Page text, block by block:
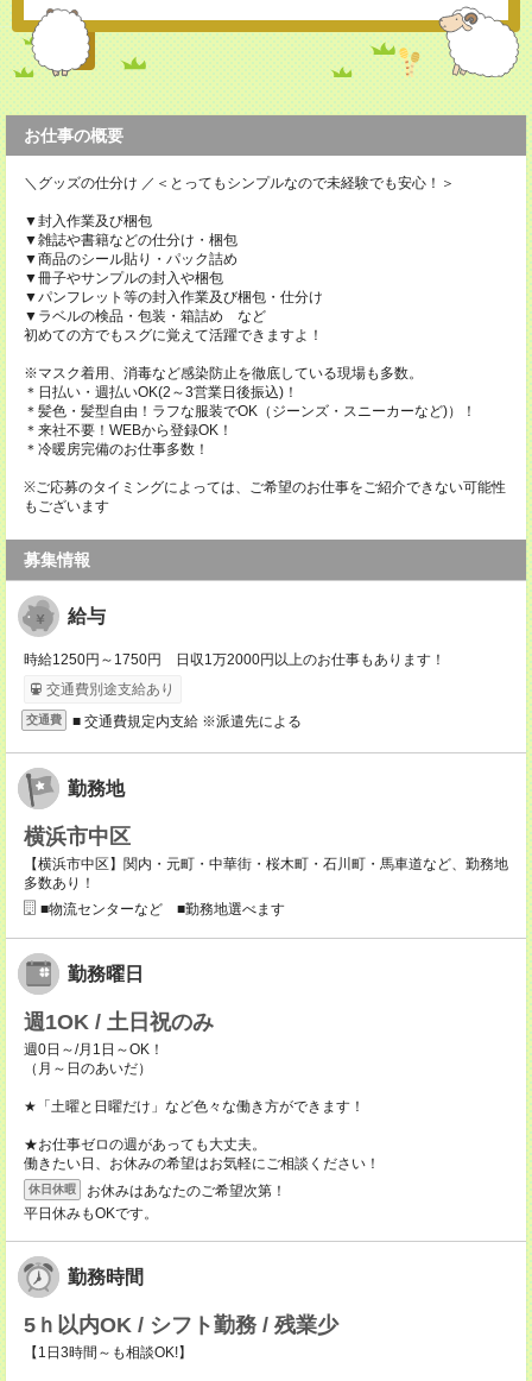
お仕事の概要
＼グッズの仕分け ／＜とってもシンプルなので未経験でも安心！＞
▼封入作業及び梱包
▼雑誌や書籍などの仕分け・梱包
▼商品のシール貼り・パック詰め
▼冊子やサンプルの封入や梱包
▼パンフレット等の封入作業及び梱包・仕分け
▼ラベルの検品・包装・箱詰め など
初めての方でもスグに覚えて活躍できますよ！
※マスク着用、消毒など感染防止を徹底している現場も多数。
＊日払い・週払いOK(2～3営業日後振込)！
＊髪色・髪型自由！ラフな服装でOK（ジーンズ・スニーカーなど)）！
＊来社不要！WEBから登録OK！
＊冷暖房完備のお仕事多数！
※ご応募のタイミングによっては、ご希望のお仕事をご紹介できない可能性
もございます
募集情報
給与
時給1250円～1750円 日収1万2000円以上のお仕事もあります！
交通費別途支給あり
交通費 ■ 交通費規定内支給 ※派遣先による
勤務地
横浜市中区
【横浜市中区】関内・元町・中華街・桜木町・石川町・馬車道など、勤務地
多数あり！
■物流センターなど ■勤務地選べます
勤務曜日
週1OK / 土日祝のみ
週0日～/月1日～OK！
（月～日のあいだ）
★「土曜と日曜だけ」など色々な働き方ができます！
★お仕事ゼロの週があっても大丈夫。
働きたい日、お休みの希望はお気軽にご相談ください！
休日休暇
お休みはあなたのご希望次第！
平日休みもOKです。
勤務時間
5ｈ以内OK / シフト勤務 / 残業少
【1日3時間～も相談OK!】